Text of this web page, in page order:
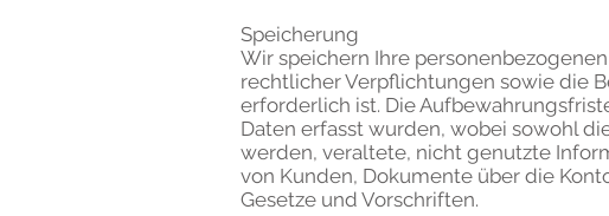
Speicherung
Wir speichern Ihre
rechtlicher Verpflichtungen sowie die
erforderlich ist. Die
Daten erfasst wurden, wobei sowohl
werden, veraltete, nicht genutzte
von Kunden, Dokumente über die
Gesetze und Vorschriften.